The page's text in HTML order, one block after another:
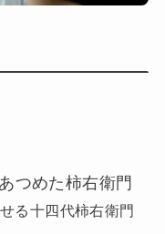
つめた柿右衛門
る十四代柿右衛門